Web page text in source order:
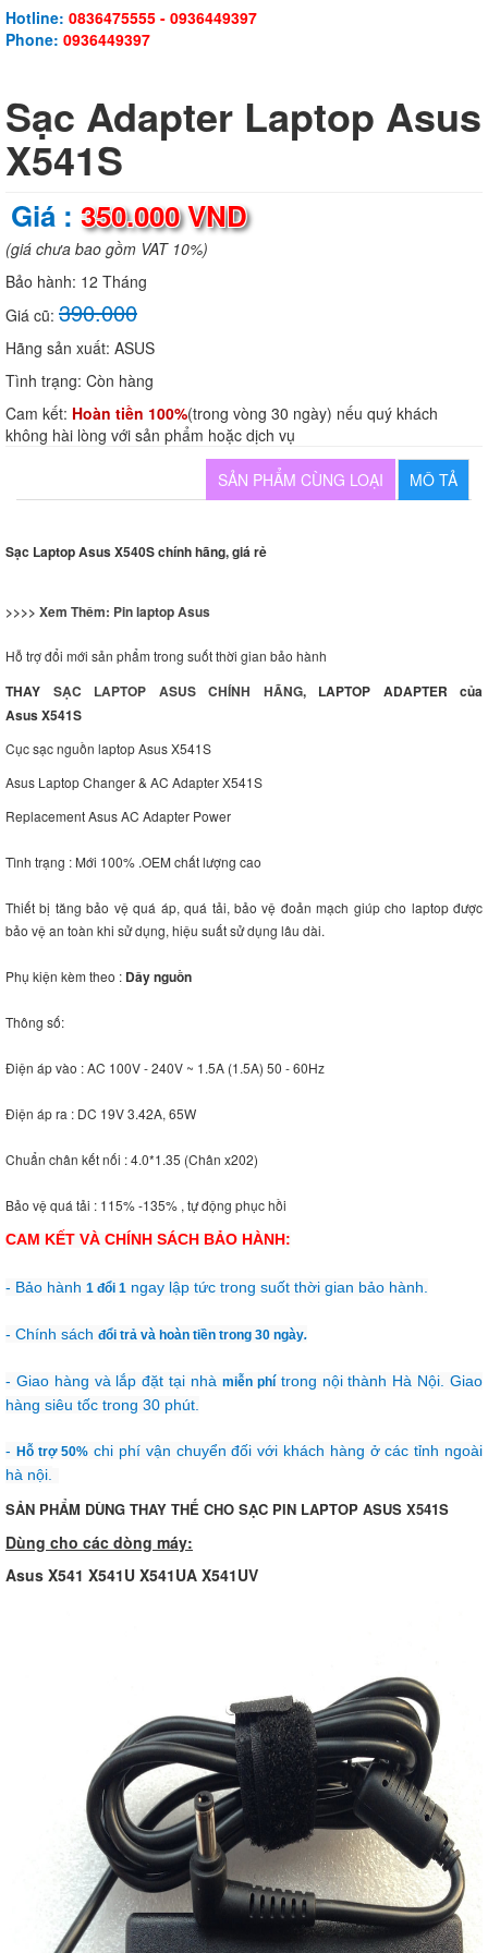
Hotline: 0836475555 - 0936449397
Phone: 0936449397
Sạc Adapter Laptop Asus
X541S
Giá : 350.000 VND
(giá chưa bao gồm VAT 10%)
Bảo hành: 12 Tháng
Giá cũ: 390.000
Hãng sản xuất: ASUS
Tình trạng: Còn hàng
Cam kết: Hoàn tiền 100%(trong vòng 30 ngày) nếu quý khách
không hài lòng với sản phẩm hoặc dịch vụ
MÔ TẢ
SẢN PHẨM CÙNG LOẠI
Sạc Laptop Asus X540S chính hãng, giá rẻ
>>>> Xem Thêm: Pin laptop Asus
Hỗ trợ đổi mới sản phẩm trong suốt thời gian bảo hành
THAY SẠC LAPTOP ASUS CHÍNH HÃNG, LAPTOP ADAPTER của
Asus X541S
Cục sạc nguồn laptop Asus X541S
Asus Laptop Changer & AC Adapter X541S
Replacement Asus AC Adapter Power
Tình trạng : Mới 100% .OEM chất lượng cao
Thiết bị tăng bảo vệ quá áp, quá tải, bảo vệ đoản mạch giúp cho laptop được
bảo vệ an toàn khi sử dụng, hiệu suất sử dụng lâu dài.
Phụ kiện kèm theo : Dây nguồn
Thông số:
Điện áp vào : AC 100V - 240V ~ 1.5A (1.5A) 50 - 60Hz
Điện áp ra : DC 19V 3.42A, 65W
Chuẩn chân kết nối : 4.0*1.35 (Chân x202)
Bảo vệ quá tải : 115% -135% , tự động phục hồi
CAM KẾT VÀ CHÍNH SÁCH BẢO HÀNH:
- Bảo hành 1 đổi 1 ngay lập tức trong suốt thời gian bảo hành.
- Chính sách đổi trả và hoàn tiền trong 30 ngày.
- Giao hàng và lắp đặt tại nhà miễn phítrong nội thành Hà Nội. Giao
hàng siêu tốc trong 30 phút.
- Hỗ trợ 50% chi phí vận chuyển đối với khách hàng ở các tỉnh ngoài
hà nội.
SẢN PHẨM DÙNG THAY THẾ CHO SẠC PIN LAPTOP ASUS X541S
Dùng cho các dòng máy:
Asus X541 X541U X541UA X541UV